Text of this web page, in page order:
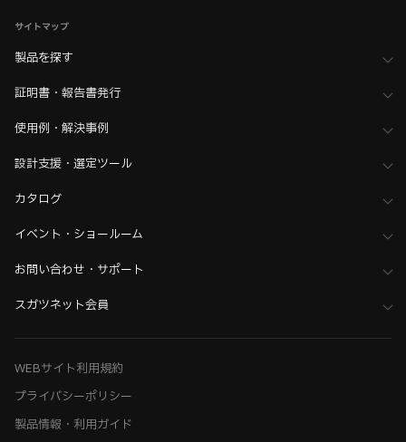
>
【選定ページ】ワンタッチ取付機構部品シリーズ
家具金物・建築金物
>
ハンドル・取手・引手
家具金物・建築金物
> 初めてのDIRAK体験へようこそ。 MY FIRST DIRAK
ホーム
> 初めてのDIRAK体験へようこそ。 MY FIRST DIRAK
ホーム
> ブランド・シリーズ一覧 ／ 製品ピックアップ
サイトマップ
製品を探す
証明書・報告書発行
使用例・解決事例
設計支援・選定ツール
カタログ
イベント・ショールーム
お問い合わせ・サポート
スガツネット会員
WEBサイト利用規約
プライバシーポリシー
製品情報・利用ガイド